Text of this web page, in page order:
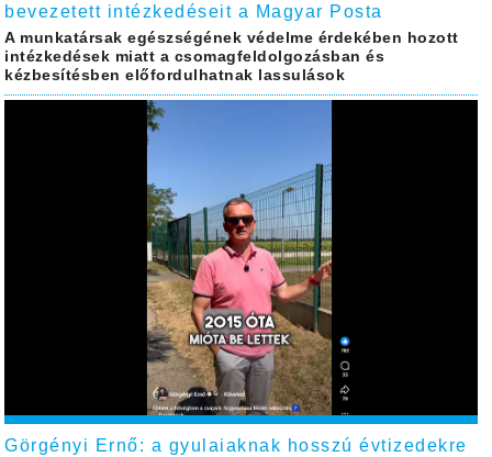
bevezetett intézkedéseit a Magyar Posta
A munkatársak egészségének védelme érdekében hozott
intézkedések miatt a csomagfeldolgozásban és
kézbesítésben előfordulhatnak lassulások
Görgényi Ernő: a gyulaiaknak hosszú évtizedekre